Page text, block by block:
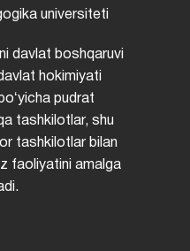
universiteti
davlat boshqaruvi
hokimiyati
pudrat
tashkilotlar, shu
tashkilotlar bilan
faoliyatini amalga